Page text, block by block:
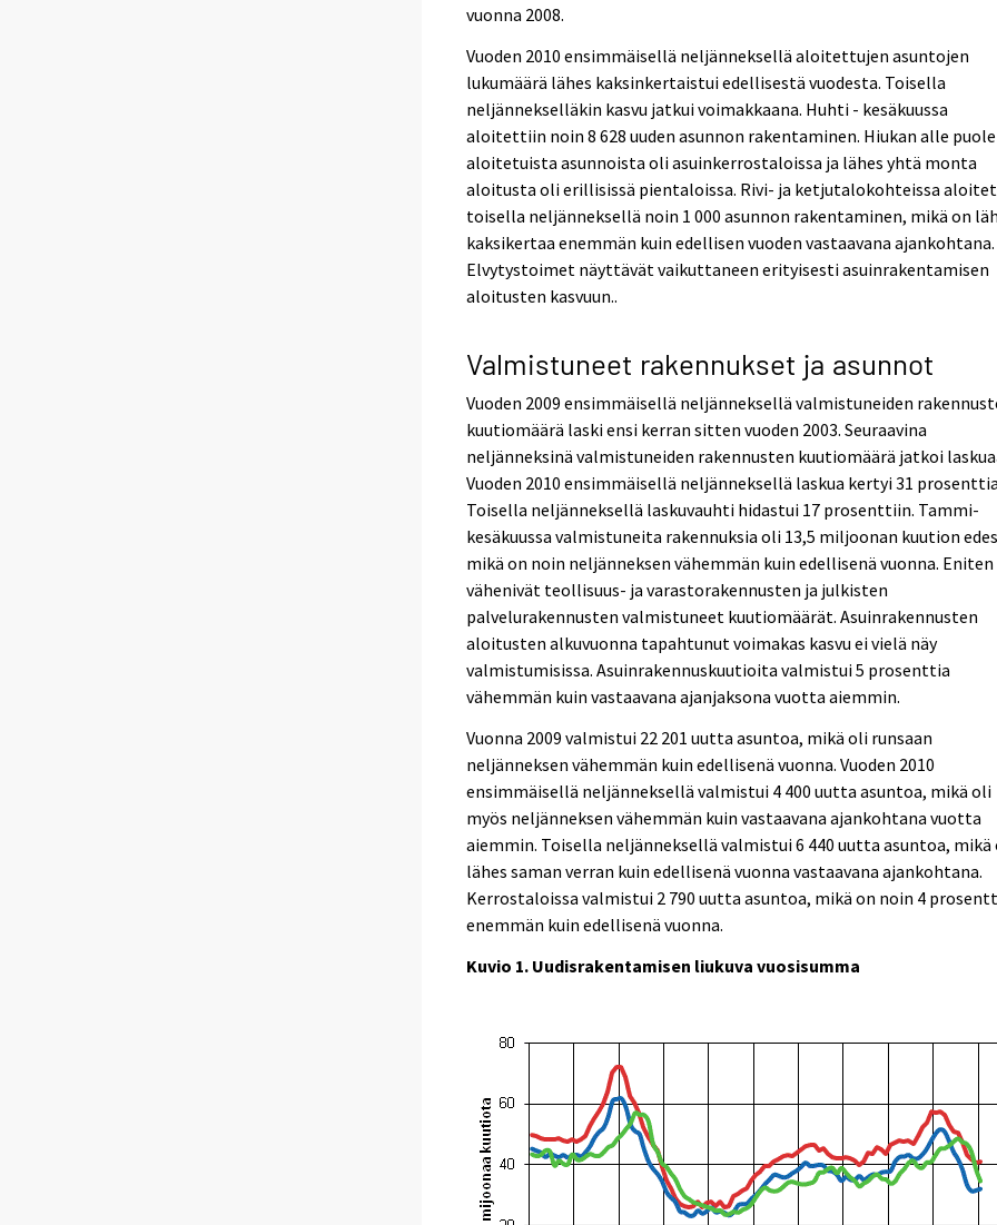
vuonna 2008.
Vuoden 2010 ensimmäisellä neljänneksellä aloitettujen asuntojen
lukumäärä lähes kaksinkertaistui edellisestä vuodesta. Toisella
neljännekselläkin kasvu jatkui voimakkaana. Huhti - kesäkuussa
aloitettiin noin 8 628 uuden asunnon rakentaminen. Hiukan alle
aloitetuista asunnoista oli asuinkerrostaloissa ja lähes yhtä monta
aloitusta oli erillisissä pientaloissa. Rivi- ja ketjutalokohteissa
toisella neljänneksellä noin 1 000 asunnon rakentaminen, mikä on
kaksikertaa enemmän kuin edellisen vuoden vastaavana ajankohtana.
Elvytystoimet näyttävät vaikuttaneen erityisesti asuinrakentamisen
aloitusten kasvuun..
Valmistuneet rakennukset ja asunnot
Vuoden 2009 ensimmäisellä neljänneksellä valmistuneiden
kuutiomäärä laski ensi kerran sitten vuoden 2003. Seuraavina
neljänneksinä valmistuneiden rakennusten kuutiomäärä jatkoi
Vuoden 2010 ensimmäisellä neljänneksellä laskua kertyi 31
Toisella neljänneksellä laskuvauhti hidastui 17 prosenttiin. Tammi-
kesäkuussa valmistuneita rakennuksia oli 13,5 miljoonan kuution
mikä on noin neljänneksen vähemmän kuin edellisenä vuonna. Eniten
vähenivät teollisuus- ja varastorakennusten ja julkisten
palvelurakennusten valmistuneet kuutiomäärät. Asuinrakennusten
aloitusten alkuvuonna tapahtunut voimakas kasvu ei vielä näy
valmistumisissa. Asuinrakennuskuutioita valmistui 5 prosenttia
vähemmän kuin vastaavana ajanjaksona vuotta aiemmin.
Vuonna 2009 valmistui 22 201 uutta asuntoa, mikä oli runsaan
neljänneksen vähemmän kuin edellisenä vuonna. Vuoden 2010
ensimmäisellä neljänneksellä valmistui 4 400 uutta asuntoa, mikä oli
myös neljänneksen vähemmän kuin vastaavana ajankohtana vuotta
aiemmin. Toisella neljänneksellä valmistui 6 440 uutta asuntoa, mikä
lähes saman verran kuin edellisenä vuonna vastaavana ajankohtana.
Kerrostaloissa valmistui 2 790 uutta asuntoa, mikä on noin 4
enemmän kuin edellisenä vuonna.
Kuvio 1. Uudisrakentamisen liukuva vuosisumma